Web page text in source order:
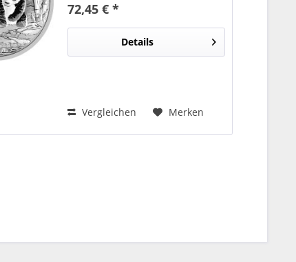
Münze mit einem neuen,
detailreich gestalteten...
72,45 € *
Details
Vergleichen Merken